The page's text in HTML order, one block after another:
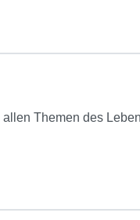
Themen des